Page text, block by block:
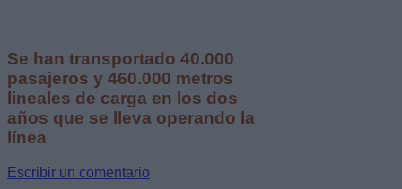
Se han transportado 40.000
pasajeros y 460.000 metros
lineales de carga en los dos
años que se lleva operando la
línea
Escribir un comentario